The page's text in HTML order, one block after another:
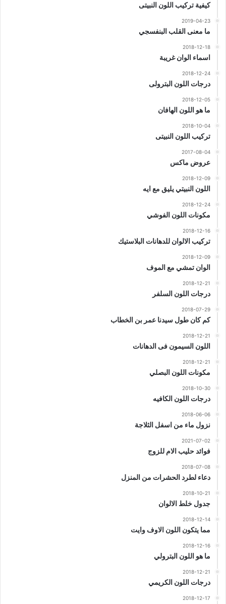
كيفية تركيب اللون النبيتى
2019-04-23
ما معنى القلب البنفسجي
2018-12-18
اسماء الوان غريبة
2018-12-24
درجات اللون البترولى
2018-12-05
ما هو اللون الهافان
2018-10-04
تركيب اللون النبيتى
2017-08-04
عروض ماكس
2018-12-09
اللون النبيتي يليق مع ايه
2018-12-24
مكونات اللون الفوشي
2018-12-16
تركيب الالوان للدهانات البلاستيك
2018-12-09
الوان تمشي مع الموف
2018-12-21
درجات اللون السلفر
2018-07-29
كم كان طول سيدنا عمر بن الخطاب
2018-12-21
اللون السيمون فى الدهانات
2018-12-21
مكونات اللون البصلي
2018-10-30
درجات اللون الكافيه
2018-06-06
نزول ماء من اسفل الثلاجة
2021-07-02
فوائد حليب الام للزوج
2018-07-08
دعاء لطرد الحشرات من المنزل
2018-10-21
جدول خلط الالوان
2018-12-14
مما يتكون اللون الاوف وايت
2018-12-16
ما هو اللون البترولي
2018-12-21
درجات اللون الكريمي
2018-12-17